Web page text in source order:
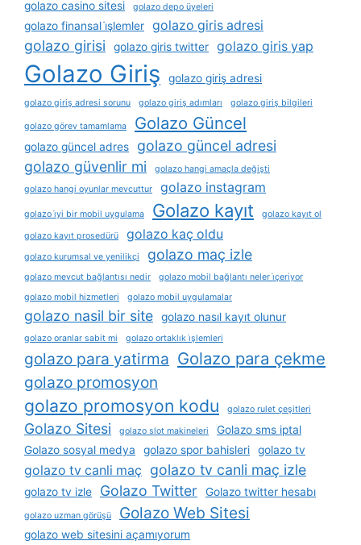
golazo casino sitesi
golazo depo üyeleri
golazo finansal i̇şlemler golazo giris adresi
golazo girisi golazo giris twitter golazo giris yap
Golazo Giriş golazo giriş adresi
golazo giriş adresi sorunu golazo giriş adımları golazo giriş bilgileri
golazo görev tamamlama Golazo Güncel
golazo güncel adres
golazo güncel adresi
golazo güvenlir mi
golazo hangi amaçla değişti
golazo hangi oyunlar mevcuttur
golazo instagram
golazo i̇yi bir mobil uygulama Golazo kayıt golazo kayıt ol
golazo kayıt prosedürü golazo kaç oldu
golazo kurumsal ve yenilikçi golazo maç izle
golazo mevcut bağlantısı nedir
golazo mobil bağlantı neler i̇çeriyor
golazo mobil hizmetleri
golazo mobil uygulamalar
golazo nasil bir site golazo nasıl kayıt olunur
golazo oranlar sabit mi golazo ortaklık i̇şlemleri
golazo para yatirma Golazo para çekme
golazo promosyon
golazo promosyon kodu golazo rulet çeşitleri
Golazo Sitesi golazo slot makineleri
Golazo sms iptal
Golazo sosyal medya
golazo spor bahisleri golazo tv
golazo tv canli maç golazo tv canli maç izle
golazo tv izle Golazo Twitter Golazo twitter hesabı
golazo uzman görüşü Golazo Web Sitesi
golazo web sitesini açamıyorum